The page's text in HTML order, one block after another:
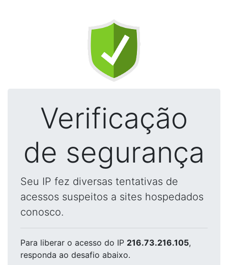
Verificação
de segurança
Seu IP fez diversas tentativas de
acessos suspeitos a sites hospedados
conosco.
Para liberar o acesso do IP 216.73.216.105,
responda ao desafio abaixo.